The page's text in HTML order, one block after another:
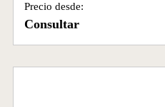
Precio desde:
Consultar